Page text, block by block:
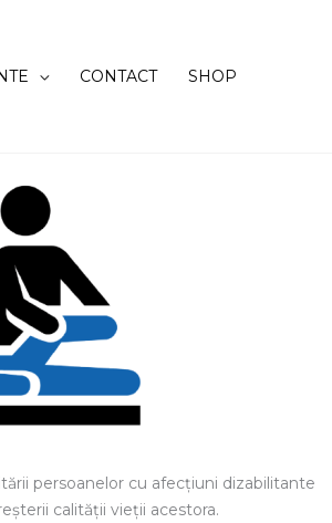
CONTACT SHOP
persoanelor cu afecţiuni dizabilitante
calităţii vieţii acestora.